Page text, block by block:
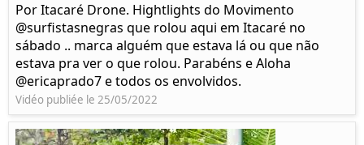
Por Itacaré Drone. Hightlights do Movimento
@surfistasnegras que rolou aqui em Itacaré no
sábado .. marca alguém que estava lá ou que não
estava pra ver o que rolou. Parabéns e Aloha
@ericaprado7 e todos os envolvidos.
Vidéo publiée le 25/05/2022